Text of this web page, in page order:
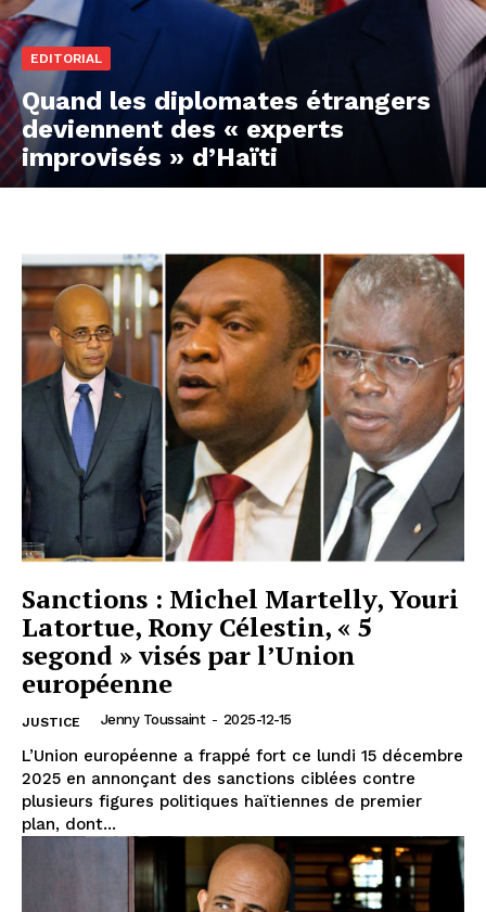
EDITORIAL
Quand les diplomates étrangers
deviennent des « experts
improvisés » d’Haïti
Sanctions : Michel Martelly, Youri
Latortue, Rony Célestin, « 5
segond » visés par l’Union
européenne
JUSTICE Jenny Toussaint - 2025-12-15
L’Union européenne a frappé fort ce lundi 15 décembre
2025 en annonçant des sanctions ciblées contre
plusieurs figures politiques haïtiennes de premier
plan, dont...